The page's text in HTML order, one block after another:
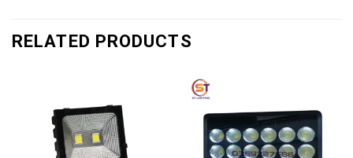
RELATED PRODUCTS